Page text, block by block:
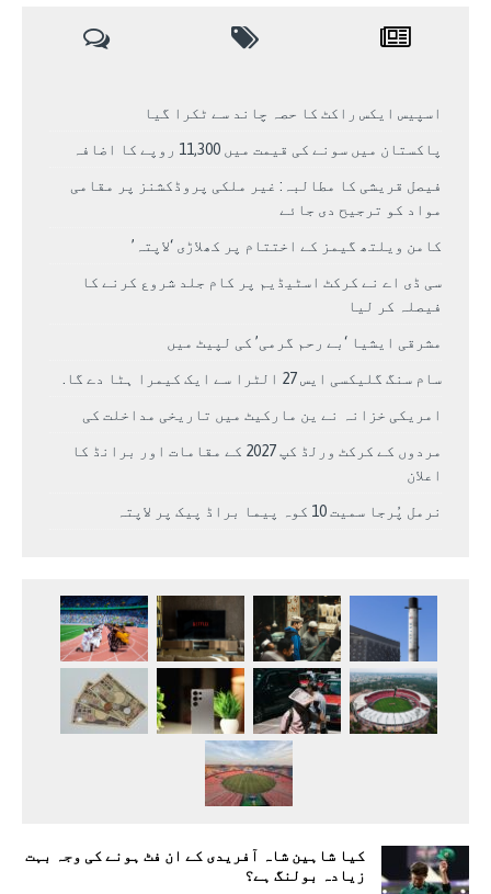
اسپیس ایکس راکٹ کا حصہ چاند سے ٹکرا گیا
پاکستان میں سونے کی قیمت میں 11,300 روپے کا اضافہ
فیصل قریشی کا مطالبہ: غیر ملکی پروڈکشنز پر مقامی
مواد کو ترجیح دی جائے
کامن ویلتھ گیمز کے اختتام پر کھلاڑی ‘لاپتہ’
سی ڈی اے نے کرکٹ اسٹیڈیم پر کام جلد شروع کرنے کا
فیصلہ کر لیا
مشرقی ایشیا ‘بے رحم گرمی’ کی لپیٹ میں
سام سنگ گلیکسی ایس 27 الٹرا سے ایک کیمرا ہٹا دے گا.
امریکی خزانہ نے ین مارکیٹ میں تاریخی مداخلت کی
مردوں کے کرکٹ ورلڈ کپ 2027 کے مقامات اور برانڈ کا
اعلان
نرمل پُرجا سمیت 10 کوہ پیما براڈ پیک پر لاپتہ
کیا شاہین شاہ آفریدی کے ان فٹ ہونے کی وجہ بہت
زیادہ بولنگ ہے؟